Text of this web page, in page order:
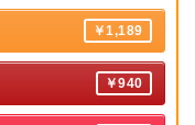
￥1,189
￥940